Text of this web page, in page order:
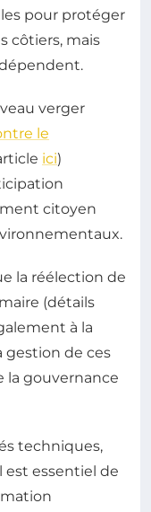
pour protéger
côtiers, mais
verger
le
ici)
citoyen
la réélection de
(détails
à la
gestion de ces
la gouvernance
techniques,
est essentiel de